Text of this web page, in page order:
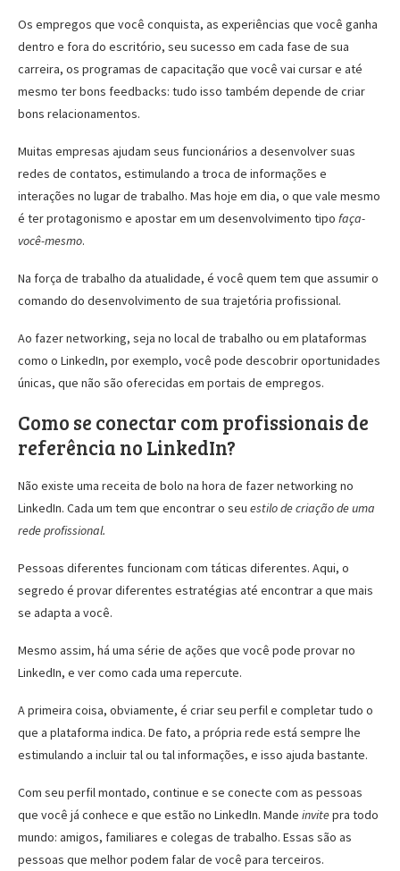
Os empregos que você conquista, as experiências que você ganha
dentro e fora do escritório, seu sucesso em cada fase de sua
carreira, os programas de capacitação que você vai cursar e até
mesmo ter bons feedbacks: tudo isso também depende de criar
bons relacionamentos.
Muitas empresas ajudam seus funcionários a desenvolver suas
redes de contatos, estimulando a troca de informações e
interações no lugar de trabalho. Mas hoje em dia, o que vale mesmo
é ter protagonismo e apostar em um desenvolvimento tipo faça-
você-mesmo.
Na força de trabalho da atualidade, é você quem tem que assumir o
comando do desenvolvimento de sua trajetória profissional.
Ao fazer networking, seja no local de trabalho ou em plataformas
como o LinkedIn, por exemplo, você pode descobrir oportunidades
únicas, que não são oferecidas em portais de empregos.
Como se conectar com profissionais de
referência no LinkedIn?
Não existe uma receita de bolo na hora de fazer networking no
LinkedIn. Cada um tem que encontrar o seu estilo de criação de uma
rede profissional.
Pessoas diferentes funcionam com táticas diferentes. Aqui, o
segredo é provar diferentes estratégias até encontrar a que mais
se adapta a você.
Mesmo assim, há uma série de ações que você pode provar no
LinkedIn, e ver como cada uma repercute.
A primeira coisa, obviamente, é criar seu perfil e completar tudo o
que a plataforma indica. De fato, a própria rede está sempre lhe
estimulando a incluir tal ou tal informações, e isso ajuda bastante.
Com seu perfil montado, continue e se conecte com as pessoas
que você já conhece e que estão no LinkedIn. Mande invitepra todo
mundo: amigos, familiares e colegas de trabalho. Essas são as
pessoas que melhor podem falar de você para terceiros.